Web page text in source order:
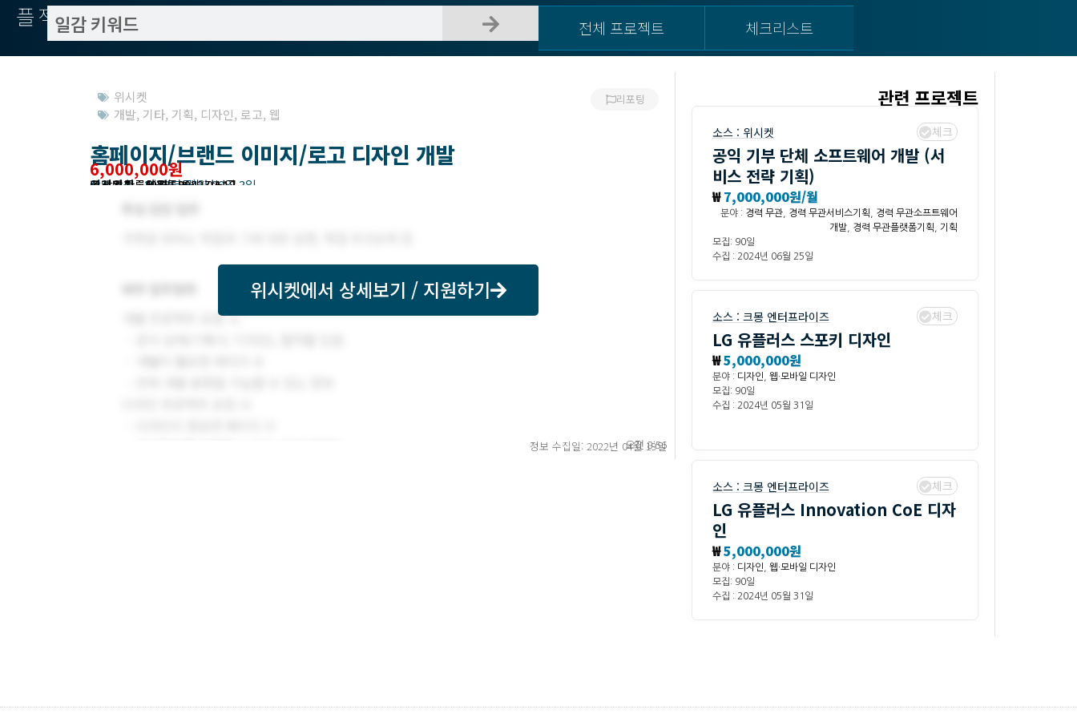
플젝서치 전체 프로젝트 체크리스트
위시켓
개발, 기타, 기획, 디자인, 로고, 웹
리포팅
홈페이지/브랜드 이미지/로고 디자인 개발
6,000,000원
작업방식 : 외주(도급)
모집기한 : 2022년 04월 29일 3일
예상기간 : 40일
위시켓등록일자 : 2022.04.18.
고객위치 : 서울특별시 강남구
위시켓에서 상세보기 / 지원하기
정보 수집일: 2022년 04월 19일
오전 8:56
관련 프로젝트
소스 : 위시켓 체크
공익 기부 단체 소프트웨어 개발 (서
비스 전략 기획)
₩7,000,000원/월
분야 : 경력 무관 경력 무관서비스기획
경력 무관소프트웨어
개발
경력 무관플랫폼기획
기획
모집: 90일
수집 : 2024년 06월 25일
소스 : 크몽 엔터프라이즈 체크
LG 유플러스 스포키 디자인
₩5,000,000원
분야 : 디자인
웹·모바일 디자인
모집: 90일
수집 : 2024년 05월 31일
소스 : 크몽 엔터프라이즈 체크
LG 유플러스 Innovation CoE 디자
인
₩5,000,000원
분야 : 디자인
웹·모바일 디자인
모집: 90일
수집 : 2024년 05월 31일